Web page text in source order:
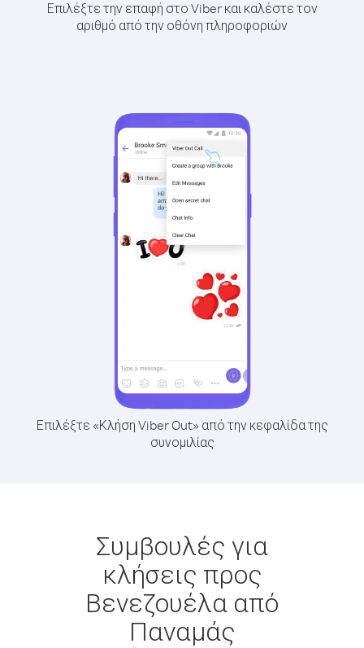
Επιλέξτε την επαφή στο Viber και καλέστε τον
αριθμό από την οθόνη πληροφοριών
Επιλέξτε «Κλήση Viber Out» από την κεφαλίδα της
συνομιλίας
Συμβουλές για
κλήσεις προς
Βενεζουέλα από
Παναμάς